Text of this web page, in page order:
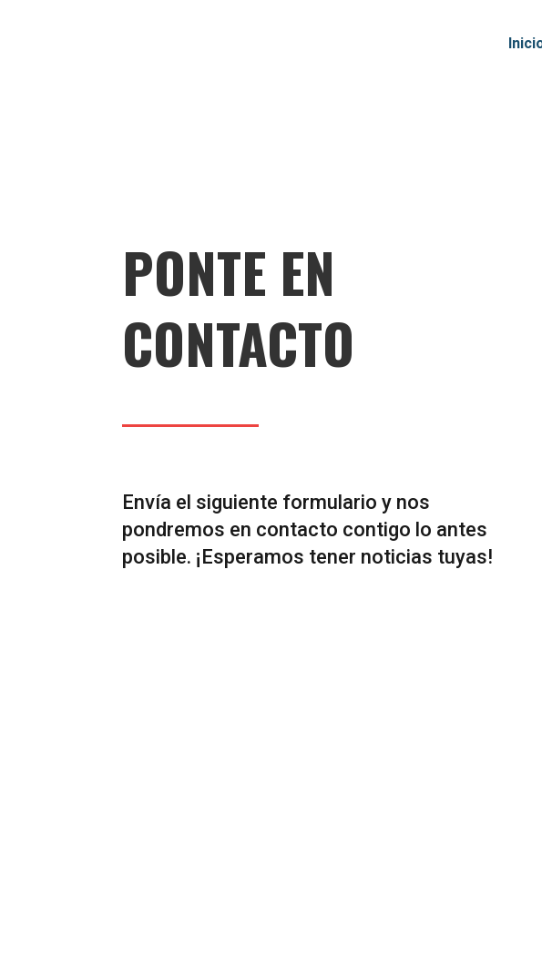
PONTE EN
CONTACTO
Envía el siguiente formulario y nos
pondremos en contacto contigo lo antes
posible. ¡Esperamos tener noticias tuyas!